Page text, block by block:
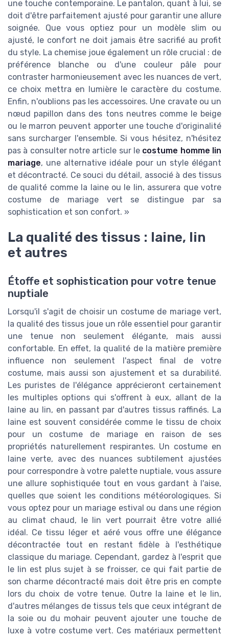
une touche contemporaine. Le pantalon, quant à lui, se
doit d'être parfaitement ajusté pour garantir une allure
soignée. Que vous optiez pour un modèle slim ou
ajusté, le confort ne doit jamais être sacrifié au profit
du style. La chemise joue également un rôle crucial : de
préférence blanche ou d'une couleur pâle pour
contraster harmonieusement avec les nuances de vert,
ce choix mettra en lumière le caractère du costume.
Enfin, n'oublions pas les accessoires. Une cravate ou un
nœud papillon dans des tons neutres comme le beige
ou le marron peuvent apporter une touche d'originalité
sans surcharger l'ensemble. Si vous hésitez, n'hésitez
pas à consulter notre article sur le costume homme lin
mariage, une alternative idéale pour un style élégant
et décontracté. Ce souci du détail, associé à des tissus
de qualité comme la laine ou le lin, assurera que votre
costume de mariage vert se distingue par sa
sophistication et son confort. »
La qualité des tissus : laine, lin
et autres
Étoffe et sophistication pour votre tenue
nuptiale
Lorsqu'il s'agit de choisir un costume de mariage vert,
la qualité des tissus joue un rôle essentiel pour garantir
une tenue non seulement élégante, mais aussi
confortable. En effet, la qualité de la matière première
influence non seulement l'aspect final de votre
costume, mais aussi son ajustement et sa durabilité.
Les puristes de l'élégance apprécieront certainement
les multiples options qui s'offrent à eux, allant de la
laine au lin, en passant par d'autres tissus raffinés. La
laine est souvent considérée comme le tissu de choix
pour un costume de mariage en raison de ses
propriétés naturellement respirantes. Un costume en
laine verte, avec des nuances subtilement ajustées
pour correspondre à votre palette nuptiale, vous assure
une allure sophistiquée tout en vous gardant à l'aise,
quelles que soient les conditions météorologiques. Si
vous optez pour un mariage estival ou dans une région
au climat chaud, le lin vert pourrait être votre allié
idéal. Ce tissu léger et aéré vous offre une élégance
décontractée tout en restant fidèle à l'esthétique
classique du mariage. Cependant, gardez à l'esprit que
le lin est plus sujet à se froisser, ce qui fait partie de
son charme décontracté mais doit être pris en compte
lors du choix de votre tenue. Outre la laine et le lin,
d'autres mélanges de tissus tels que ceux intégrant de
la soie ou du mohair peuvent ajouter une touche de
luxe à votre costume vert. Ces matériaux permettent